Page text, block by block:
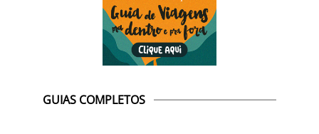
GUIAS COMPLETOS